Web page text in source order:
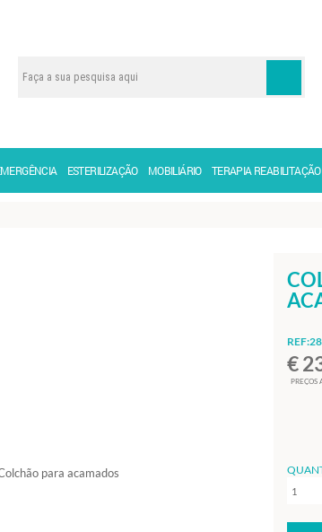
ESTERILIZAÇÃO MOBILIÁRIO TERAPIA REABILITAÇÃO
€
PREÇOS